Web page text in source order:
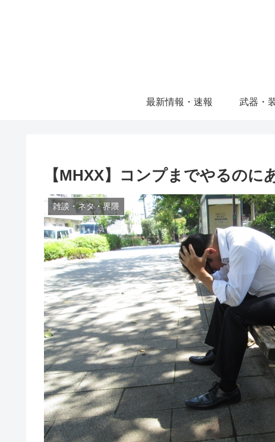
最新情報・速報 武器・
【MHXX】コンプまでやるのに
雑談・ネタ・界隈